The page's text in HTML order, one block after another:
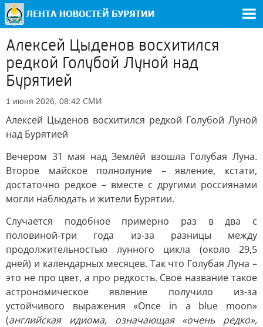
Алексей Цыденов восхитился
редкой Голубой Луной над
Бурятией
1 июня 2026, 08:42 СМИ
Алексей Цыденов восхитился редкой Голубой Луной
над Бурятией
Вечером 31 мая над Землёй взошла Голубая Луна.
Второе майское полнолуние – явление, кстати,
достаточно редкое – вместе с другими россиянами
могли наблюдать и жители Бурятии.
Случается подобное примерно раз в два с
половиной-три года из-за разницы между
продолжительностью лунного цикла (около 29,5
дней) и календарных месяцев. Так что Голубая Луна –
это не про цвет, а про редкость. Своё название такое
астрономическое явление получило из-за
устойчивого выражения «Once in a blue moon»
(английская идиома, означающая «очень редко»,